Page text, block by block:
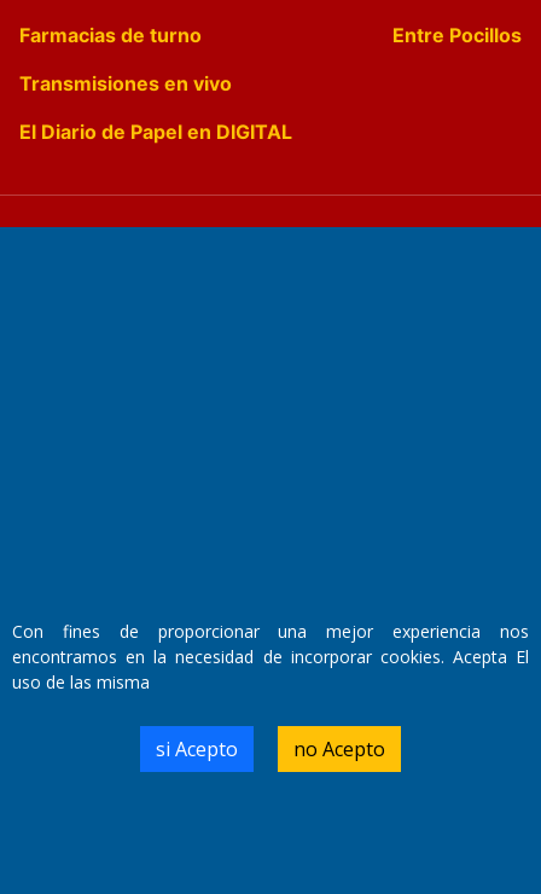
Farmacias de turno
Entre Pocillos
Transmisiones en vivo
El Diario de Papel en DIGITAL
Domicilio Legal: José Ingenieros 855,
Número de Registro DNDA:
RL-2019-55551274-APN-DNDA#MJ
Con fines de proporcionar una mejor experiencia nos
encontramos en la necesidad de incorporar cookies. Acepta El
uso de las misma
si Acepto no Acepto